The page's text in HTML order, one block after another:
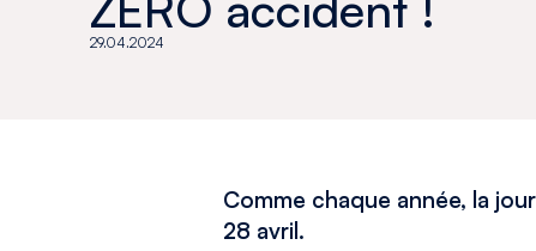
29.04.2024
Comme chaque année, la
28 avril.